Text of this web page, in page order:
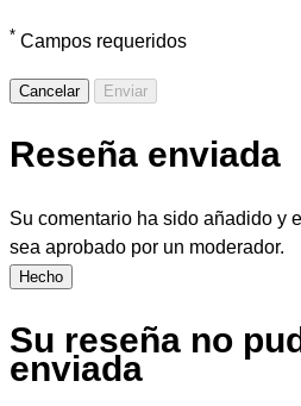
* Campos requeridos
Cancelar Enviar
Reseña enviada
Su comentario ha sido añadido y
sea aprobado por un moderador.
Hecho
Su reseña no
enviada